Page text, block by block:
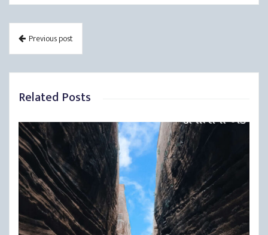
Previous post
Related Posts